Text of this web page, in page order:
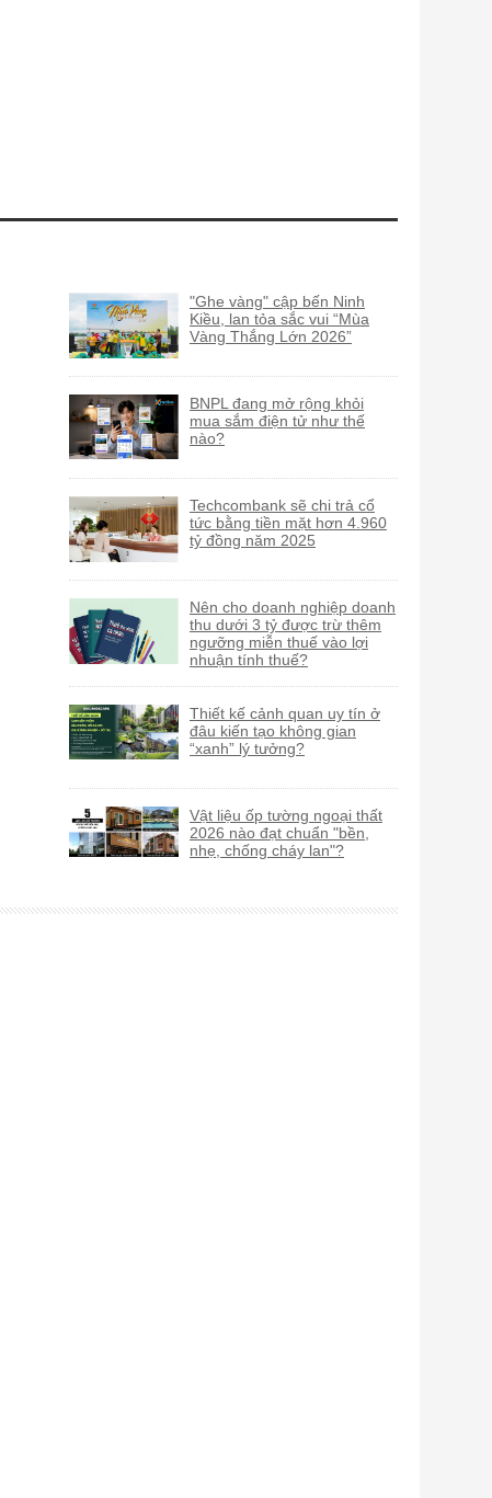
"Ghe vàng" cập bến Ninh
Kiều, lan tỏa sắc vui “Mùa
Vàng Thắng Lớn 2026”
BNPL đang mở rộng khỏi
mua sắm điện tử như thế
nào?
Techcombank sẽ chi trả cổ
tức bằng tiền mặt hơn 4.960
tỷ đồng năm 2025
Nên cho doanh nghiệp doanh
thu dưới 3 tỷ được trừ thêm
ngưỡng miễn thuế vào lợi
nhuận tính thuế?
Thiết kế cảnh quan uy tín ở
đâu kiến tạo không gian
“xanh” lý tưởng?
Vật liệu ốp tường ngoại thất
2026 nào đạt chuẩn "bền,
nhẹ, chống cháy lan"?